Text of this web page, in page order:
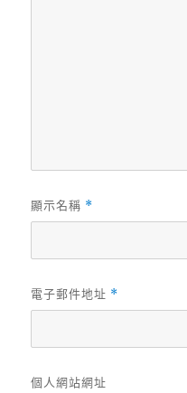
顯示名稱 *
電子郵件地址 *
個人網站網址